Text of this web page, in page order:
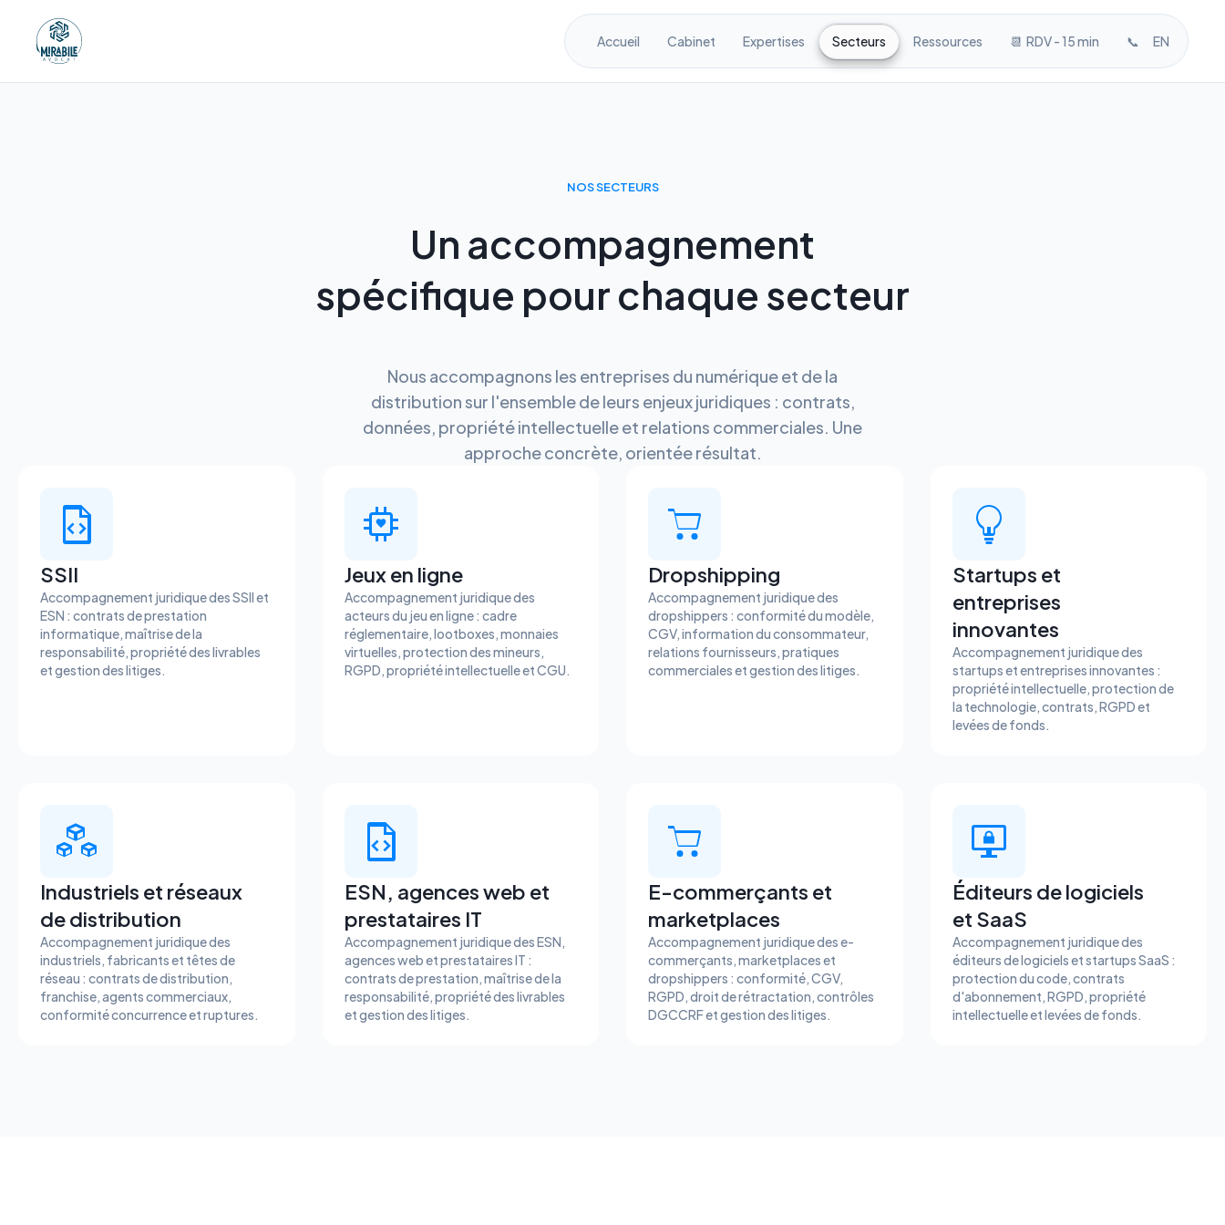
Accueil Cabinet Expertises Secteurs Ressources 📆 RDV - 15 min 📞 EN
NOS SECTEURS
Un accompagnement
spécifique pour chaque secteur
Nous accompagnons les entreprises du numérique et de la
distribution sur l'ensemble de leurs enjeux juridiques : contrats,
données, propriété intellectuelle et relations commerciales. Une
approche concrète, orientée résultat.
SSII
Accompagnement juridique des SSII et
ESN : contrats de prestation
informatique, maîtrise de la
responsabilité, propriété des livrables
et gestion des litiges.
Jeux en ligne
Accompagnement juridique des
acteurs du jeu en ligne : cadre
réglementaire, lootboxes, monnaies
virtuelles, protection des mineurs,
RGPD, propriété intellectuelle et CGU.
Dropshipping
Accompagnement juridique des
dropshippers : conformité du modèle,
CGV, information du consommateur,
relations fournisseurs, pratiques
commerciales et gestion des litiges.
Startups et
entreprises
innovantes
Accompagnement juridique des
startups et entreprises innovantes :
propriété intellectuelle, protection de
la technologie, contrats, RGPD et
levées de fonds.
Industriels et réseaux
de distribution
Accompagnement juridique des
industriels, fabricants et têtes de
réseau : contrats de distribution,
franchise, agents commerciaux,
conformité concurrence et ruptures.
ESN, agences web et
prestataires IT
Accompagnement juridique des ESN,
agences web et prestataires IT :
contrats de prestation, maîtrise de la
responsabilité, propriété des livrables
et gestion des litiges.
E-commerçants et
marketplaces
Accompagnement juridique des e-
commerçants, marketplaces et
dropshippers : conformité, CGV,
RGPD, droit de rétractation, contrôles
DGCCRF et gestion des litiges.
Éditeurs de logiciels
et SaaS
Accompagnement juridique des
éditeurs de logiciels et startups SaaS :
protection du code, contrats
d'abonnement, RGPD, propriété
intellectuelle et levées de fonds.